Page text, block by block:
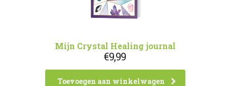
Mijn Crystal Healing journal
€9,99
Toevoegen aan winkelwagen